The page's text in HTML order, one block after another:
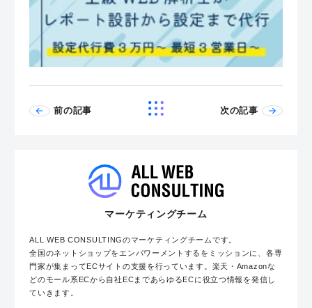
前の記事 次の記事
マーケティングチーム
ALL WEB CONSULTINGのマーケティングチームです。
全国のネットショップをエンパワーメントするをミッションに、各専
門家が集まってECサイトの支援を行っています。楽天・Amazonな
どのモール系ECから自社ECまであらゆるECに役立つ情報を発信し
ていきます。